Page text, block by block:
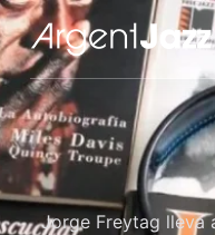
Jorge Freytag lleva